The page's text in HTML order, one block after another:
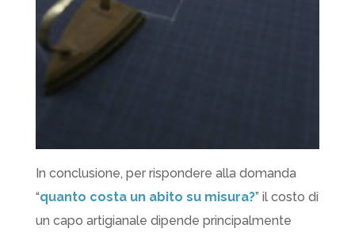
In conclusione, per rispondere alla domanda
“quanto costa un abito su misura?” il costo di
un capo artigianale dipende principalmente